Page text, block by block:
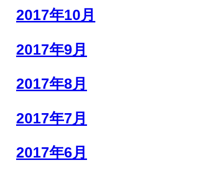
2017年10月
2017年9月
2017年8月
2017年7月
2017年6月